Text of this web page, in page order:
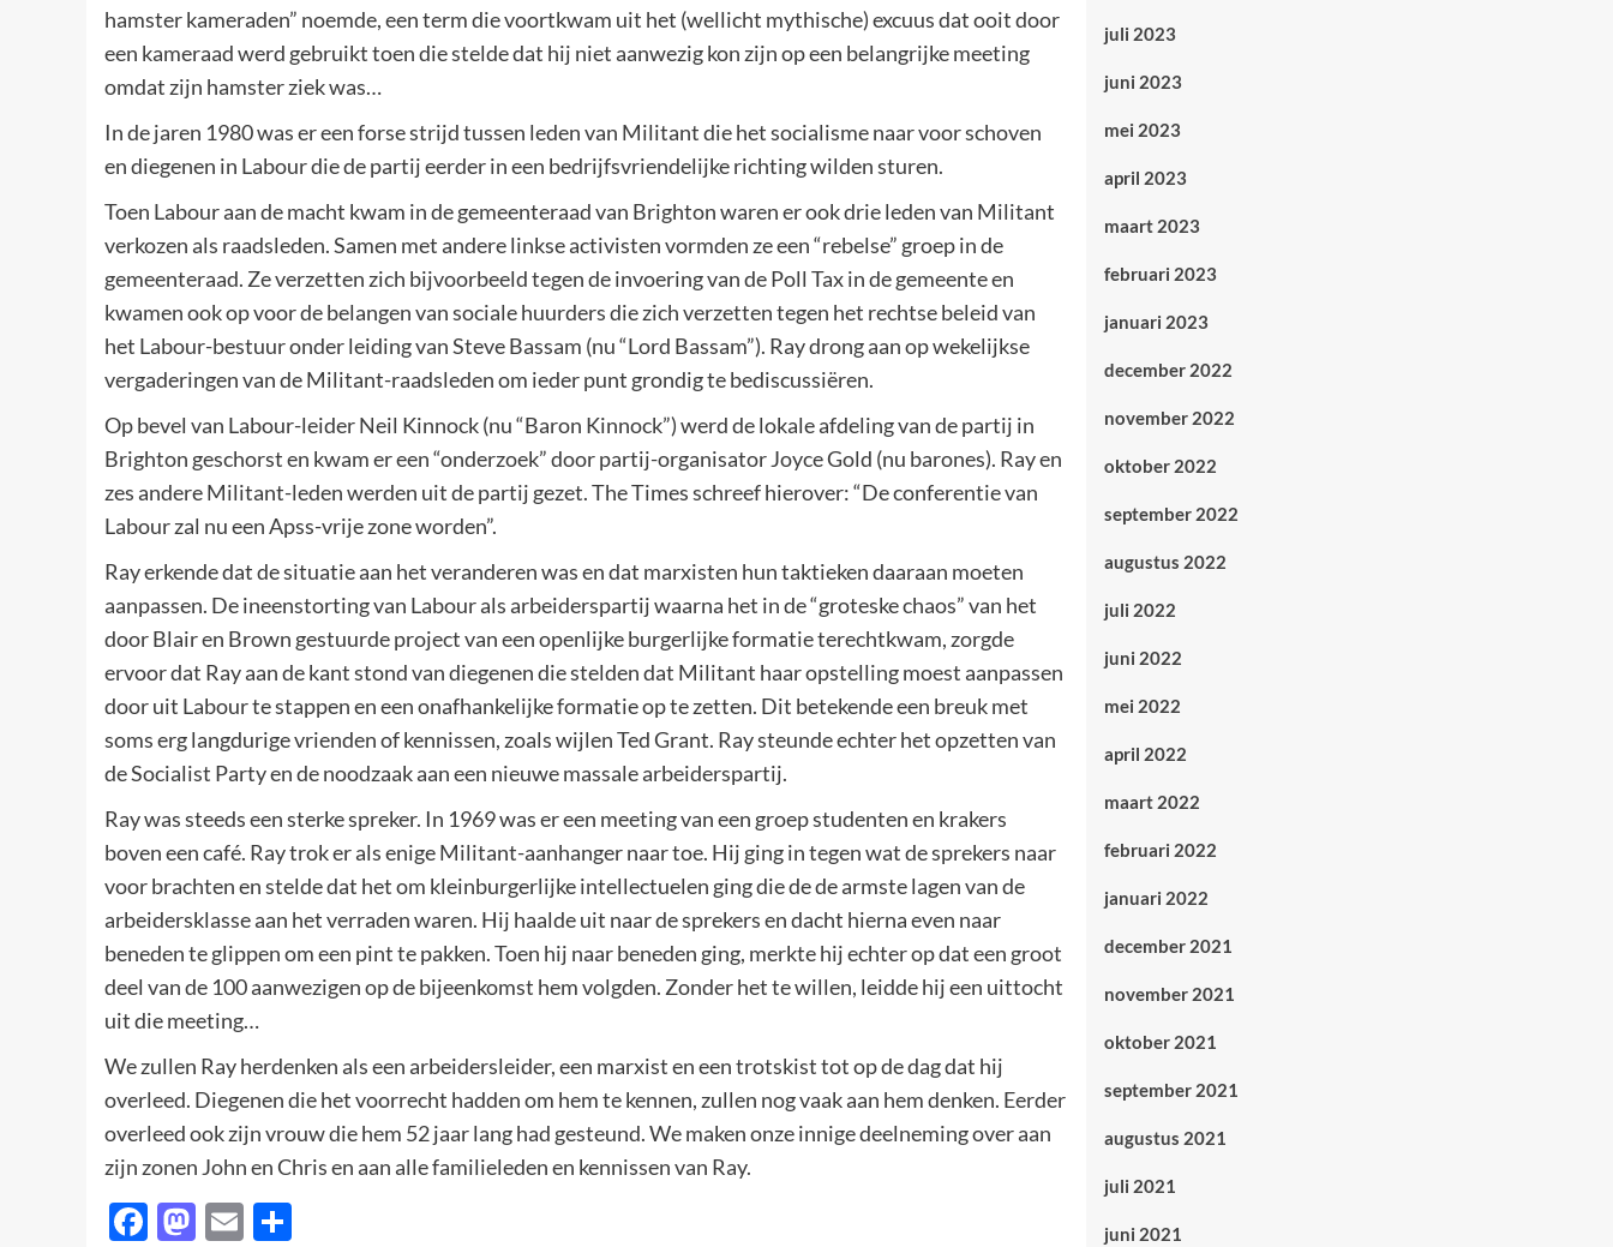
hamster kameraden” noemde, een term die voortkwam uit het (wellicht mythische) excuus dat ooit door
een kameraad werd gebruikt toen die stelde dat hij niet aanwezig kon zijn op een belangrijke meeting
omdat zijn hamster ziek was…
In de jaren 1980 was er een forse strijd tussen leden van Militant die het socialisme naar voor schoven
en diegenen in Labour die de partij eerder in een bedrijfsvriendelijke richting wilden sturen.
Toen Labour aan de macht kwam in de gemeenteraad van Brighton waren er ook drie leden van Militant
verkozen als raadsleden. Samen met andere linkse activisten vormden ze een “rebelse” groep in de
gemeenteraad. Ze verzetten zich bijvoorbeeld tegen de invoering van de Poll Tax in de gemeente en
kwamen ook op voor de belangen van sociale huurders die zich verzetten tegen het rechtse beleid van
het Labour-bestuur onder leiding van Steve Bassam (nu “Lord Bassam”). Ray drong aan op wekelijkse
vergaderingen van de Militant-raadsleden om ieder punt grondig te bediscussiëren.
Op bevel van Labour-leider Neil Kinnock (nu “Baron Kinnock”) werd de lokale afdeling van de partij in
Brighton geschorst en kwam er een “onderzoek” door partij-organisator Joyce Gold (nu barones). Ray en
zes andere Militant-leden werden uit de partij gezet. The Times schreef hierover: “De conferentie van
Labour zal nu een Apss-vrije zone worden”.
Ray erkende dat de situatie aan het veranderen was en dat marxisten hun taktieken daaraan moeten
aanpassen. De ineenstorting van Labour als arbeiderspartij waarna het in de “groteske chaos” van het
door Blair en Brown gestuurde project van een openlijke burgerlijke formatie terechtkwam, zorgde
ervoor dat Ray aan de kant stond van diegenen die stelden dat Militant haar opstelling moest aanpassen
door uit Labour te stappen en een onafhankelijke formatie op te zetten. Dit betekende een breuk met
soms erg langdurige vrienden of kennissen, zoals wijlen Ted Grant. Ray steunde echter het opzetten van
de Socialist Party en de noodzaak aan een nieuwe massale arbeiderspartij.
Ray was steeds een sterke spreker. In 1969 was er een meeting van een groep studenten en krakers
boven een café. Ray trok er als enige Militant-aanhanger naar toe. Hij ging in tegen wat de sprekers naar
voor brachten en stelde dat het om kleinburgerlijke intellectuelen ging die de de armste lagen van de
arbeidersklasse aan het verraden waren. Hij haalde uit naar de sprekers en dacht hierna even naar
beneden te glippen om een pint te pakken. Toen hij naar beneden ging, merkte hij echter op dat een groot
deel van de 100 aanwezigen op de bijeenkomst hem volgden. Zonder het te willen, leidde hij een uittocht
uit die meeting…
We zullen Ray herdenken als een arbeidersleider, een marxist en een trotskist tot op de dag dat hij
overleed. Diegenen die het voorrecht hadden om hem te kennen, zullen nog vaak aan hem denken. Eerder
overleed ook zijn vrouw die hem 52 jaar lang had gesteund. We maken onze innige deelneming over aan
zijn zonen John en Chris en aan alle familieleden en kennissen van Ray.
Facebook
Mastodon
Email
juli 2023
juni 2023
mei 2023
april 2023
maart 2023
februari 2023
januari 2023
december 2022
november 2022
oktober 2022
september 2022
augustus 2022
juli 2022
juni 2022
mei 2022
april 2022
maart 2022
februari 2022
januari 2022
december 2021
november 2021
oktober 2021
september 2021
augustus 2021
juli 2021
juni 2021